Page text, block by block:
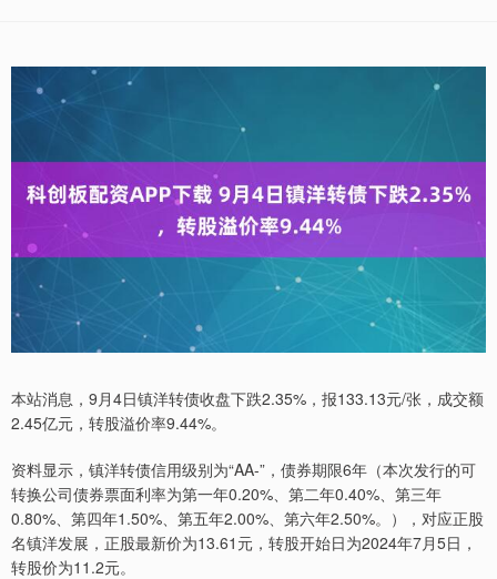
本站消息，9月4日镇洋转债收盘下跌2.35%，报133.13元/张，成交额
2.45亿元，转股溢价率9.44%。
资料显示，镇洋转债信用级别为“AA-”，债券期限6年（本次发行的可
转换公司债券票面利率为第一年0.20%、第二年0.40%、第三年
0.80%、第四年1.50%、第五年2.00%、第六年2.50%。），对应正股
名镇洋发展，正股最新价为13.61元，转股开始日为2024年7月5日，
转股价为11.2元。